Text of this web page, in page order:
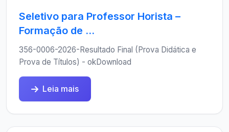
Seletivo para Professor Horista –
Formação de ...
356-0006-2026-Resultado Final (Prova Didática e
Prova de Títulos) - okDownload
Leia mais